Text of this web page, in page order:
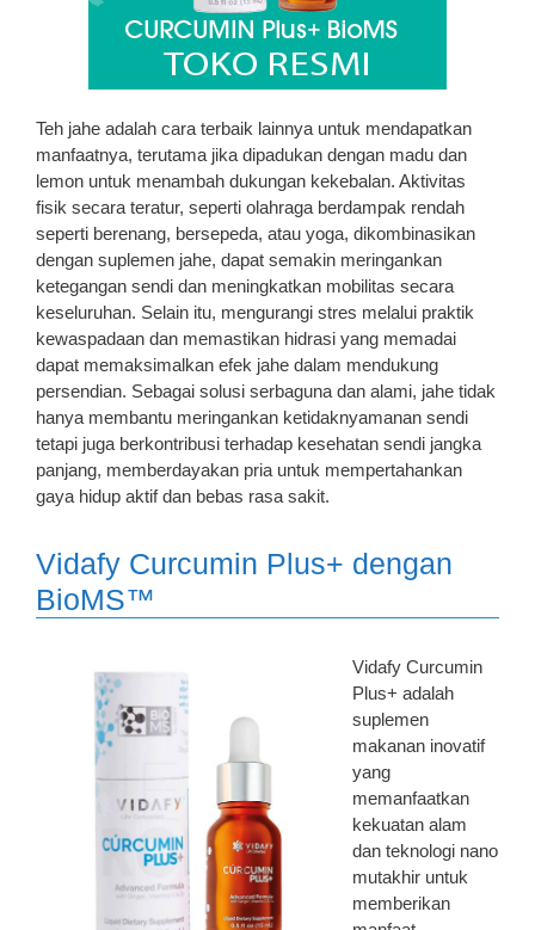
Teh jahe adalah cara terbaik lainnya untuk mendapatkan
manfaatnya, terutama jika dipadukan dengan madu dan
lemon untuk menambah dukungan kekebalan. Aktivitas
fisik secara teratur, seperti olahraga berdampak rendah
seperti berenang, bersepeda, atau yoga, dikombinasikan
dengan suplemen jahe, dapat semakin meringankan
ketegangan sendi dan meningkatkan mobilitas secara
keseluruhan. Selain itu, mengurangi stres melalui praktik
kewaspadaan dan memastikan hidrasi yang memadai
dapat memaksimalkan efek jahe dalam mendukung
persendian. Sebagai solusi serbaguna dan alami, jahe tidak
hanya membantu meringankan ketidaknyamanan sendi
tetapi juga berkontribusi terhadap kesehatan sendi jangka
panjang, memberdayakan pria untuk mempertahankan
gaya hidup aktif dan bebas rasa sakit.
Vidafy Curcumin Plus+ dengan
BioMS™
Vidafy Curcumin
Plus+ adalah
suplemen
makanan inovatif
yang
memanfaatkan
kekuatan alam
dan teknologi nano
mutakhir untuk
memberikan